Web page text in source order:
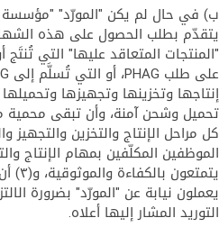
ب) في حال لم يكن "المورّد" "مؤسسة
"المنتجات المتعاقد عليها" التي
إنتاجها وتخزينها وتجهيزها
تحميل وشحن آمنة، وأن تبقى
الموظفين المكلّفين بمهام الإنتاج
يعملون نيابة عن "المورّد" بضرورة
التوريد المشار إليها أعلاه.